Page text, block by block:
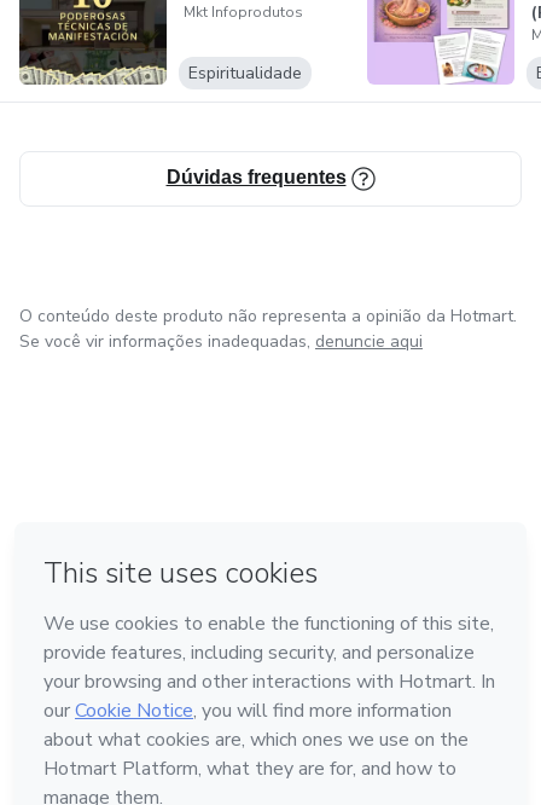
Mkt Infoprodutos
Espiritualidade
Dúvidas frequentes
O conteúdo deste produto não representa a opinião da Hotmart.
Se você vir informações inadequadas, denuncie aqui
Feito com ❤ em Bogotá
Conheça a Hotmart
Idioma
Português